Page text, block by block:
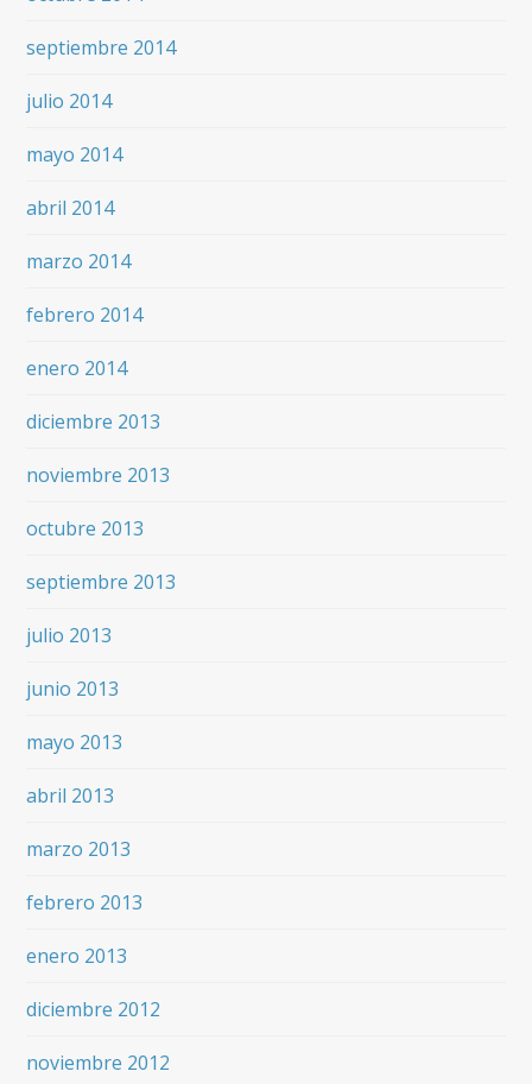
septiembre 2014
julio 2014
mayo 2014
abril 2014
marzo 2014
febrero 2014
enero 2014
diciembre 2013
noviembre 2013
octubre 2013
septiembre 2013
julio 2013
junio 2013
mayo 2013
abril 2013
marzo 2013
febrero 2013
enero 2013
diciembre 2012
noviembre 2012